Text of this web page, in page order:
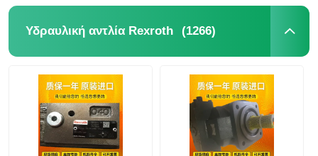
Υδραυλική αντλία Rexroth (1266)